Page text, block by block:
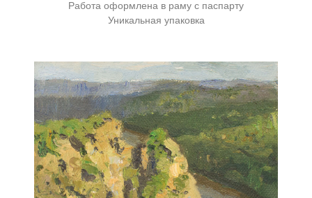
Работа оформлена в раму с паспарту
Уникальная упаковка